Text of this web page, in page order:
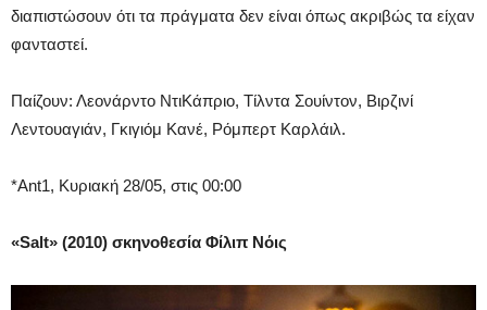
διαπιστώσουν ότι τα πράγματα δεν είναι όπως ακριβώς τα είχαν
φανταστεί.
Παίζουν: Λεονάρντο ΝτιΚάπριο, Τίλντα Σουίντον, Βιρζινί
Λεντουαγιάν, Γκιγιόμ Κανέ, Ρόμπερτ Καρλάιλ.
*Ant1, Κυριακή 28/05, στις 00:00
«Salt» (2010) σκηνοθεσία Φίλιπ Νόις